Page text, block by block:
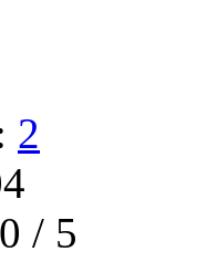
2
/ 5